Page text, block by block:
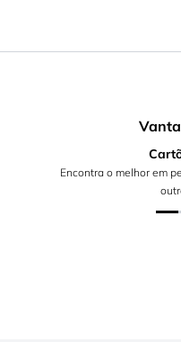
Encontra o melhor em